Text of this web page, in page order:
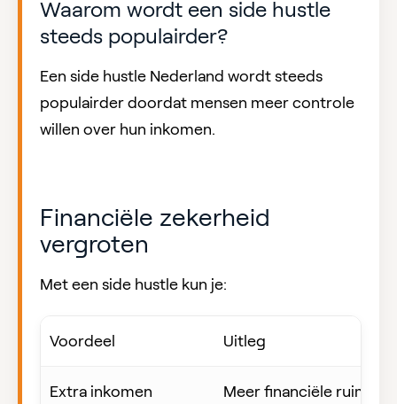
Waarom wordt een side hustle
steeds populairder?
Een side hustle Nederland wordt steeds
populairder doordat mensen meer controle
willen over hun inkomen.
Financiële zekerheid
vergroten
Met een side hustle kun je:
Voordeel Uitleg
Extra inkomen Meer financiële ruimte